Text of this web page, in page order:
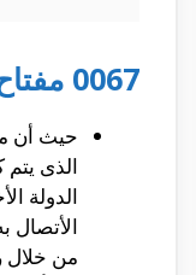
0067 مفتاح اي دولة :
حيث أن
الذى يتم
الدولة
الأتصال
من خلال